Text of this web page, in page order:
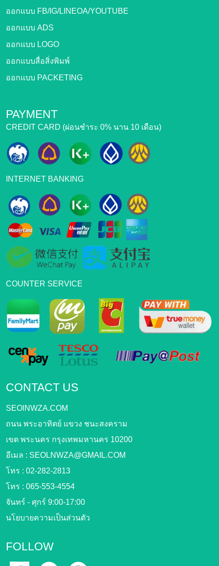
ออกแบบ FB/IG/LINEOA/YOUTUBE
ออกแบบ ADS
ออกแบบ LOGO
ออกแบบสื่อสิ่งพิมพ์
ออกแบบ PACKETING
PAYMENT
CREDIT CARD (ผ่อนชำระ 0% นาน 10 เดือน)
INTERNET BANKING
COUNTER SERVICE
CONTACT US
SEOlNWZA.COM
ถนน พระอาทิตย์ แขวง ชนะสงคราม
เขต พระนคร กรุงเทพมหานคร 10200
อีเมล : SEOLNWZA@GMAIL.COM
โทร : 02-282-2813
โทร : 065-553-4554
จันทร์ - ศุกร์ 9:00-17:00
นโยบายความเป็นส่วนตัว
FOLLOW